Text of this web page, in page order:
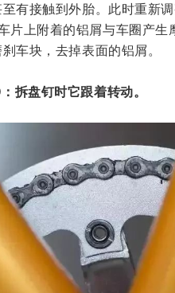
有接触到外胎。此时重新调
片上附着的铝屑与车圈产生
车块，去掉表面的铝屑。
拆盘钉时它跟着转动。